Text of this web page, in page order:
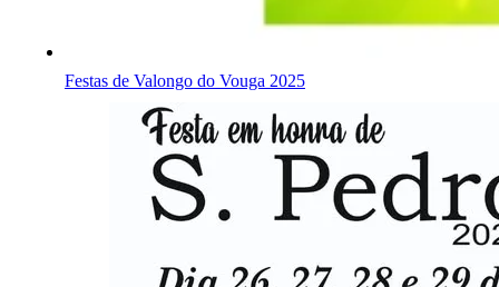
Festas de Valongo do Vouga 2025